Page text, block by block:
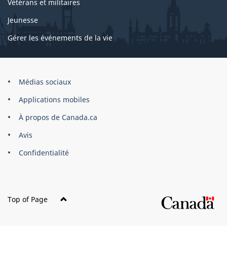
Vétérans et militaires
Jeunesse
Gérer les événements de la vie
Organisation
gouvernement
du
Canada
Médias sociaux
Applications mobiles
À propos de Canada.ca
Avis
Confidentialité
Top of Page